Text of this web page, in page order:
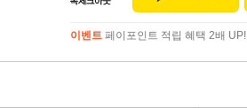
이벤트 페이포인트 적립 혜택 2배 UP!
이벤트페이포인트 적립 혜택 2배 UP!